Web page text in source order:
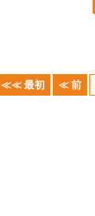
≪≪ 最初 ≪ 前